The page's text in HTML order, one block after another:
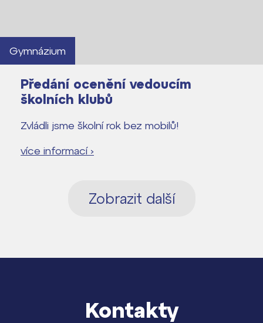
Gymnázium
Předání ocenění vedoucím
školních klubů
Zvládli jsme školní rok bez mobilů!
více informací ›
Zobrazit další
Kontakty